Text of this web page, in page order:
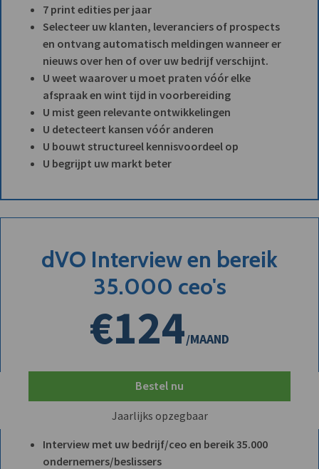
7 print edities per jaar
Selecteer uw klanten, leveranciers of prospects
en ontvang automatisch meldingen wanneer er
nieuws over hen of over uw bedrijf verschijnt.
U weet waarover u moet praten vóór elke
afspraak en wint tijd in voorbereiding
U mist geen relevante ontwikkelingen
U detecteert kansen vóór anderen
U bouwt structureel kennisvoordeel op
U begrijpt uw markt beter
dVO Interview en bereik
35.000 ceo's
€124/MAAND
Bestel nu
Jaarlijks opzegbaar
Interview met uw bedrijf/ceo en bereik 35.000
ondernemers/beslissers